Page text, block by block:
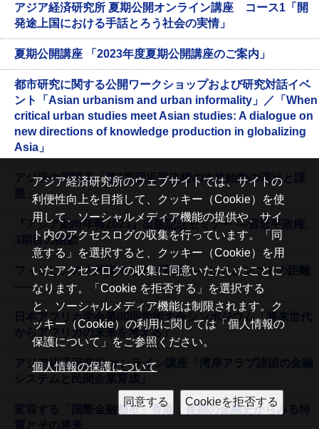
アジア経済研究所 夏期公開オンライン講座 コース1「開
発途上国における手話とろう社会の実情」
夏期公開講座 「2023年度夏期公開講座のご案内」
都市研究に関する公開ワークショップおよび研究対話イベ
ント「Asian urbanism and urban informality」／「When
critical urban studies meet Asian studies: A dialogue on
new directions of knowledge production in globalizing
Asia」
アジ研中国講座「第3期習近平政権の本格始動の現状と課
題」
『アジア動向年報2023』出版記念セミナー ―習近平政権、
3期目の始動
フィリピンの人的資本と人材育成——ヒトとシゴトの距離
——
日本アフリカ学会第60回学術大会シンポジウム「将来世代
からアフリカの未来を考える」
アジア経済研究所 オンライン講座「湾岸アラブ諸国の金融
システムと民間企業育成」
変容する「国際金融都市」香港：長期の金融史からみる特
質とその将来
アジア経済研究所のウェブサイトでは、サイトの
利便性向上を目指して、クッキー（Cookie）を使
用して、ソーシャルメディア機能の提供や、サイ
ト内のアクセスログの収集を行っています。「同
意する」を選択すると、クッキー（Cookie）を用
いたアクセスログの収集に同意いただいたことに
なります。「Cookie を拒否する」を選択する
と、ソーシャルメディア機能は制限されます。ク
ッキー（Cookie）の利用に関しては「個人情報の
保護について」をご参照ください。
個人情報の保護について